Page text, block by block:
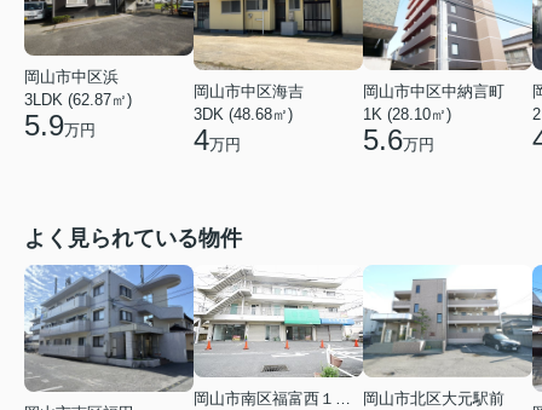
岡山市中区浜
3LDK (62.87㎡)
5.9万円
岡山市中区海吉
3DK (48.68㎡)
4万円
岡山市中区中納言町
1K (28.10㎡)
5.6万円
よく見られている物件
岡山市南区福富西１丁目
岡山市北区大元駅前